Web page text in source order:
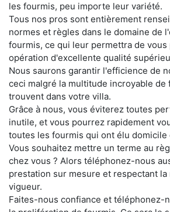
les fourmis, peu importe leur variété.
Tous nos pros sont entièrement
normes et règles dans le domaine de
fourmis, ce qui leur permettra de
opération d'excellente qualité
Nous saurons garantir l'efficience de
ceci malgré la multitude incroyable de
trouvent dans votre villa.
Grâce à nous, vous éviterez toutes
inutile, et vous pourrez rapidement
toutes les fourmis qui ont élu domicile
Vous souhaitez mettre un terme au
chez vous ? Alors téléphonez-nous
prestation sur mesure et respectant
vigueur.
Faites-nous confiance et téléphonez-